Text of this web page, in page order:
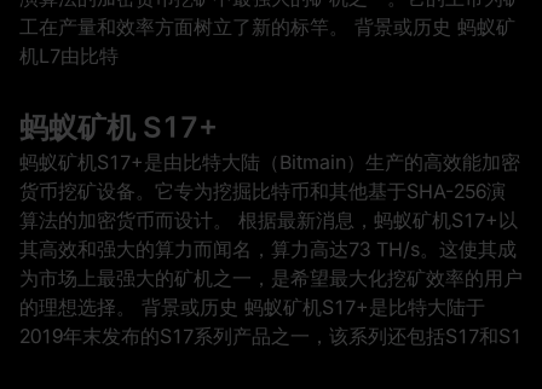
工在产量和效率方面树立了新的标竿。 背景或历史 蚂蚁矿
机L7由比特
蚂蚁矿机 S17+
蚂蚁矿机S17+是由比特大陆（Bitmain）生产的高效能加密
货币挖矿设备。它专为挖掘比特币和其他基于SHA-256演
算法的加密货币而设计。 根据最新消息，蚂蚁矿机S17+以
其高效和强大的算力而闻名，算力高达73 TH/s。这使其成
为市场上最强大的矿机之一，是希望最大化挖矿效率的用户
的理想选择。 背景或历史 蚂蚁矿机S17+是比特大陆于
2019年末发布的S17系列产品之一，该系列还包括S17和S1